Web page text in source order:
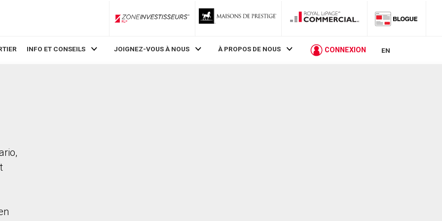
ZoneInvestisseurs RLP
INFO ET CONSEILS JOIGNEZ-VOUS À NOUS À PROPOS DE NOUS CONNEXION EN